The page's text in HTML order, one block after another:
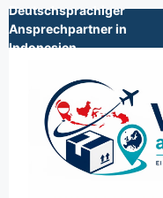
Deutschsprachiger
Ansprechpartner in
Indonesien